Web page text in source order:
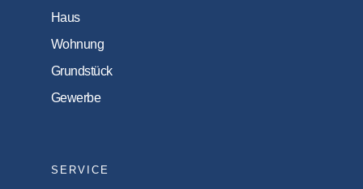
Haus
Wohnung
Grundstück
Gewerbe
SERVICE